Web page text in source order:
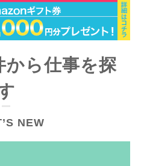
から仕事を探
NEW